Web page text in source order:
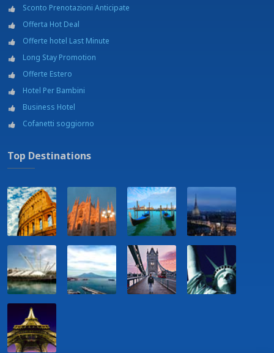
Sconto Prenotazioni Anticipate
Offerta Hot Deal
Offerte hotel Last Minute
Long Stay Promotion
Offerte Estero
Hotel Per Bambini
Business Hotel
Cofanetti soggiorno
Top Destinations